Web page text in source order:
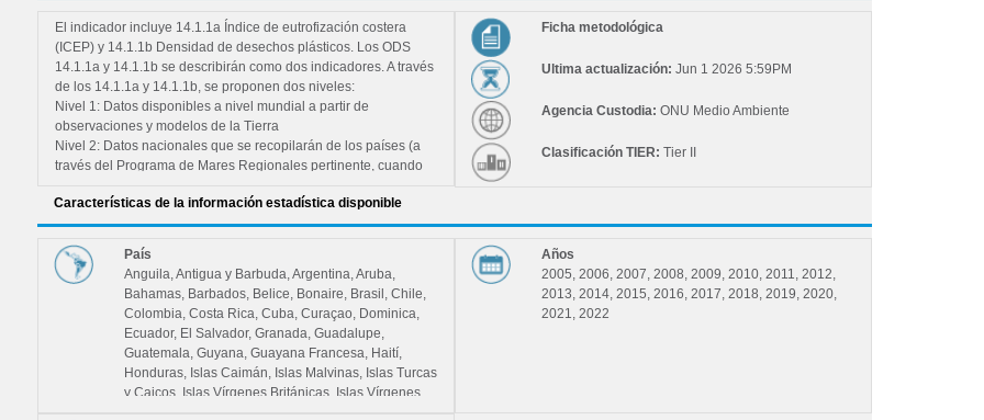
El indicador incluye 14.1.1a Índice de eutrofización costera
(ICEP) y 14.1.1b Densidad de desechos plásticos. Los ODS
14.1.1a y 14.1.1b se describirán como dos indicadores. A través
de los 14.1.1a y 14.1.1b, se proponen dos niveles:
Nivel 1: Datos disponibles a nivel mundial a partir de
observaciones y modelos de la Tierra
Nivel 2: Datos nacionales que se recopilarán de los países (a
través del Programa de Mares Regionales pertinente, cuando
Programa de Mares Regionales)
Nivel 3: Indicadores adicionales que se sugieren que los países
podrían considerar la posibilidad de recopilar (estos no se
discuten en este documento)
Ficha metodológica
Ultima actualización: Jun 1 2026 5:59PM
Agencia Custodia: ONU Medio Ambiente
Clasificación TIER: Tier II
Características de la información estadística disponible
País
Anguila, Antigua y Barbuda, Argentina, Aruba,
Bahamas, Barbados, Belice, Bonaire, Brasil, Chile,
Colombia, Costa Rica, Cuba, Curaçao, Dominica,
Ecuador, El Salvador, Granada, Guadalupe,
Guatemala, Guyana, Guayana Francesa, Haití,
Honduras, Islas Caimán, Islas Malvinas, Islas Turcas
y Caicos, Islas Vírgenes Británicas, Islas Vírgenes
Años
2005, 2006, 2007, 2008, 2009, 2010, 2011, 2012,
2013, 2014, 2015, 2016, 2017, 2018, 2019, 2020,
2021, 2022